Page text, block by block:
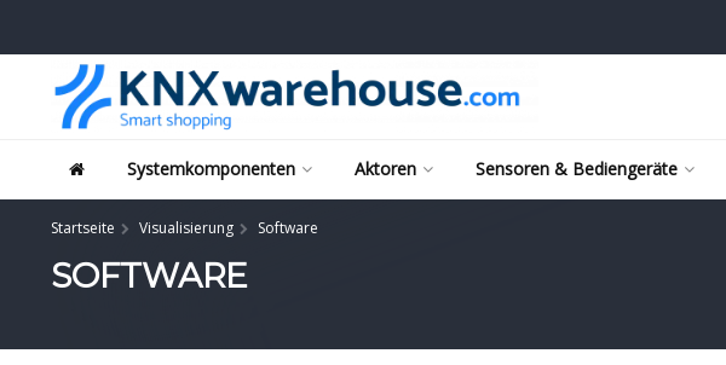
Systemkomponenten Aktoren Sensoren & Bediengeräte
Startseite Visualisierung Software
SOFTWARE